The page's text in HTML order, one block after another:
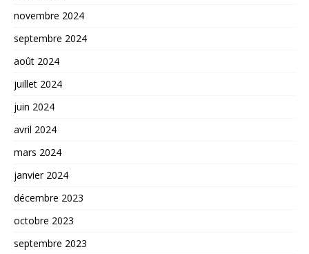
novembre 2024
septembre 2024
août 2024
juillet 2024
juin 2024
avril 2024
mars 2024
janvier 2024
décembre 2023
octobre 2023
septembre 2023